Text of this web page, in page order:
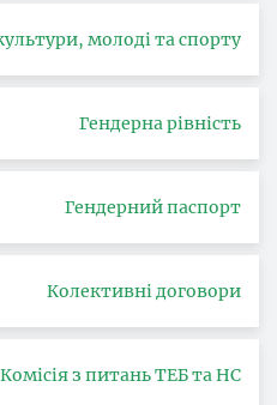
молоді та спорту
Гендерна рівність
Гендерний паспорт
Колективні договори
Комісія з питань ТЕБ та НС